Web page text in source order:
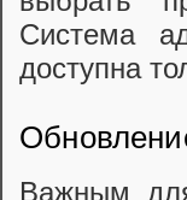
Система
доступна
Важным